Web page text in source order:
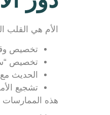
الأم هي القلب
تخصيص
تخصيص
الحديث
تشجيع
هذه الممارسات